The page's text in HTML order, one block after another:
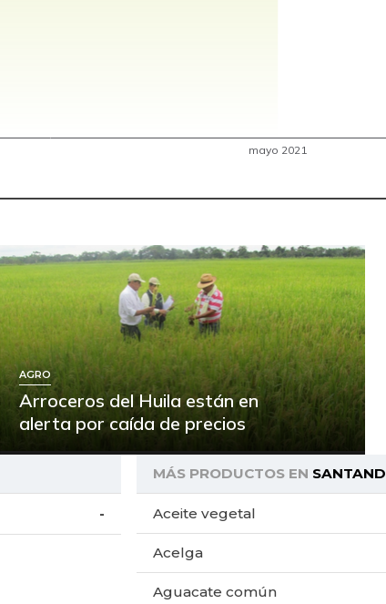
AGRO
Arroceros del Huila están en
alerta por caída de precios
-
MÁS PRODUCTOS EN
Aceite vegetal
Acelga
Aguacate común